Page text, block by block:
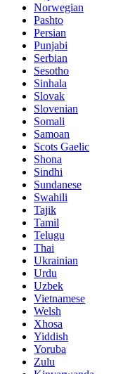
Norwegian
Pashto
Persian
Punjabi
Serbian
Sesotho
Sinhala
Slovak
Slovenian
Somali
Samoan
Scots Gaelic
Shona
Sindhi
Sundanese
Swahili
Tajik
Tamil
Telugu
Thai
Ukrainian
Urdu
Uzbek
Vietnamese
Welsh
Xhosa
Yiddish
Yoruba
Zulu